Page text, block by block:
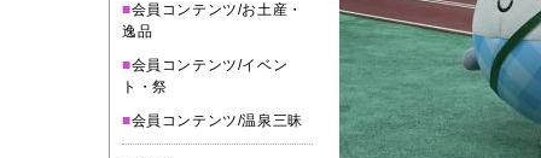
■会員コンテンツ/お土産・
逸品
■会員コンテンツ/イベン
ト・祭
■会員コンテンツ/温泉三昧